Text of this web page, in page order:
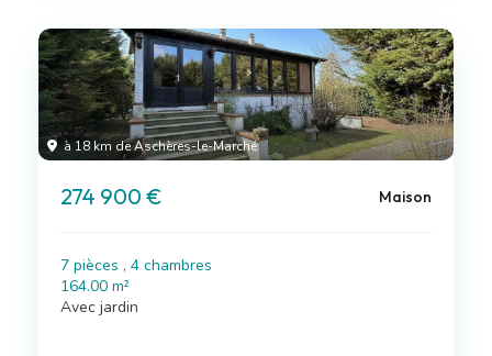
à 18 km de Aschères-le-Marché
274 900 € Maison
7 pièces , 4 chambres
164.00 m²
Avec jardin